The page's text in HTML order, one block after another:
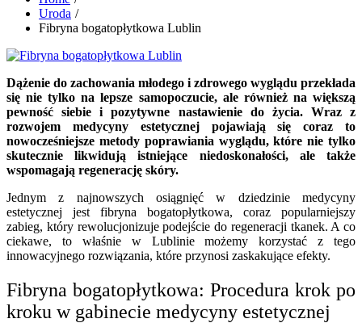
Uroda
Fibryna bogatopłytkowa Lublin
Dążenie do zachowania młodego i zdrowego wyglądu przekłada
się nie tylko na lepsze samopoczucie, ale również na większą
pewność siebie i pozytywne nastawienie do życia. Wraz z
rozwojem medycyny estetycznej pojawiają się coraz to
nowocześniejsze metody poprawiania wyglądu, które nie tylko
skutecznie likwidują istniejące niedoskonałości, ale także
wspomagają regenerację skóry.
Jednym z najnowszych osiągnięć w dziedzinie medycyny
estetycznej jest fibryna bogatopłytkowa, coraz popularniejszy
zabieg, który rewolucjonizuje podejście do regeneracji tkanek. A co
ciekawe, to właśnie w Lublinie możemy korzystać z tego
innowacyjnego rozwiązania, które przynosi zaskakujące efekty.
Fibryna bogatopłytkowa: Procedura krok po
kroku w gabinecie medycyny estetycznej